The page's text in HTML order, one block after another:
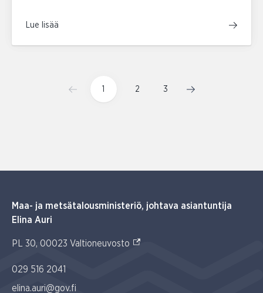
Lue lisää
1 2 3
Maa- ja metsätalousministeriö, johtava asiantuntija
Elina Auri
PL 30, 00023 Valtioneuvosto (Ulkoinen linkki)
029 516 2041
elina.auri@gov.fi